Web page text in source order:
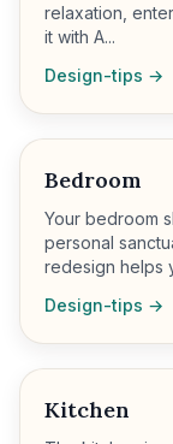
relaxation,
it with A...
Design-tips →
Bedroom
Your bedroom
personal
redesign helps
Design-tips →
Kitchen